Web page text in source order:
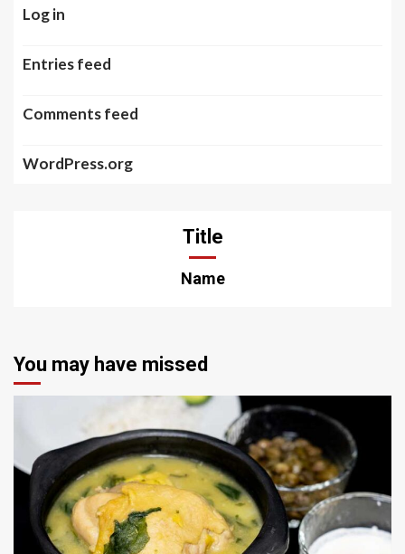
Log in
Entries feed
Comments feed
WordPress.org
Title
Name
You may have missed